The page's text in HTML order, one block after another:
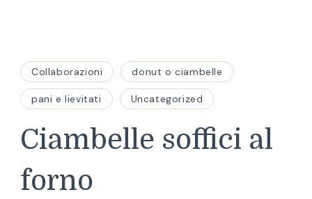
Collaborazioni donut o ciambelle
pani e lievitati Uncategorized
Ciambelle soffici al
forno